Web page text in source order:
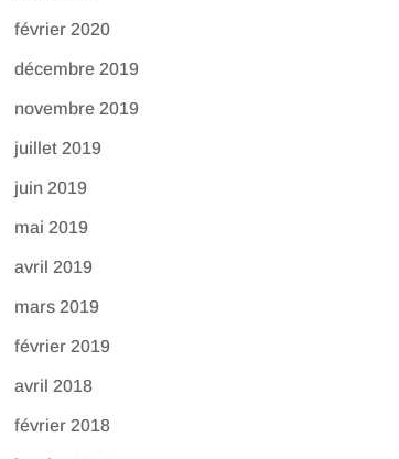
février 2020
décembre 2019
novembre 2019
juillet 2019
juin 2019
mai 2019
avril 2019
mars 2019
février 2019
avril 2018
février 2018